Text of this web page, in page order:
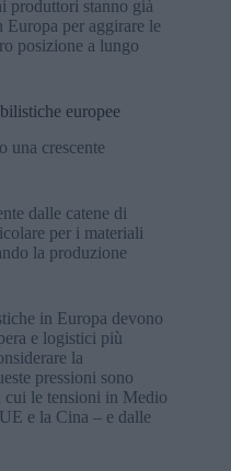
produttori stanno già
per aggirare le
posizione a lungo
europee
una crescente
dalle catene di
per i materiali
la produzione
in Europa devono
e logistici più
la
pressioni sono
le tensioni in Medio
e la Cina – e dalle